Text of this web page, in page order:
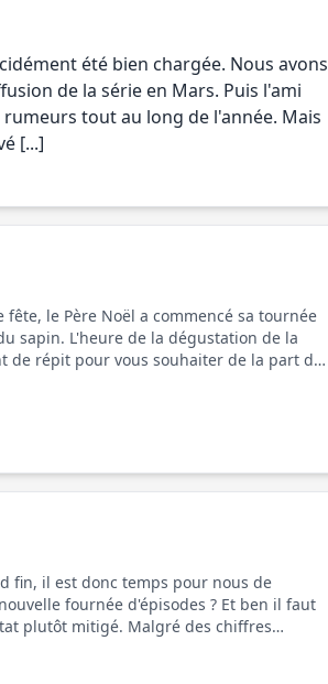
été bien chargée. Nous avons
de la série en Mars. Puis l'ami
tout au long de l'année. Mais
[...]
fête, le Père Noël a commencé sa tournée
sapin. L'heure de la dégustation de la
de répit pour vous souhaiter de la part de
fin, il est donc temps pour nous de
fournée d'épisodes ? Et ben il faut
plutôt mitigé. Malgré des chiffres